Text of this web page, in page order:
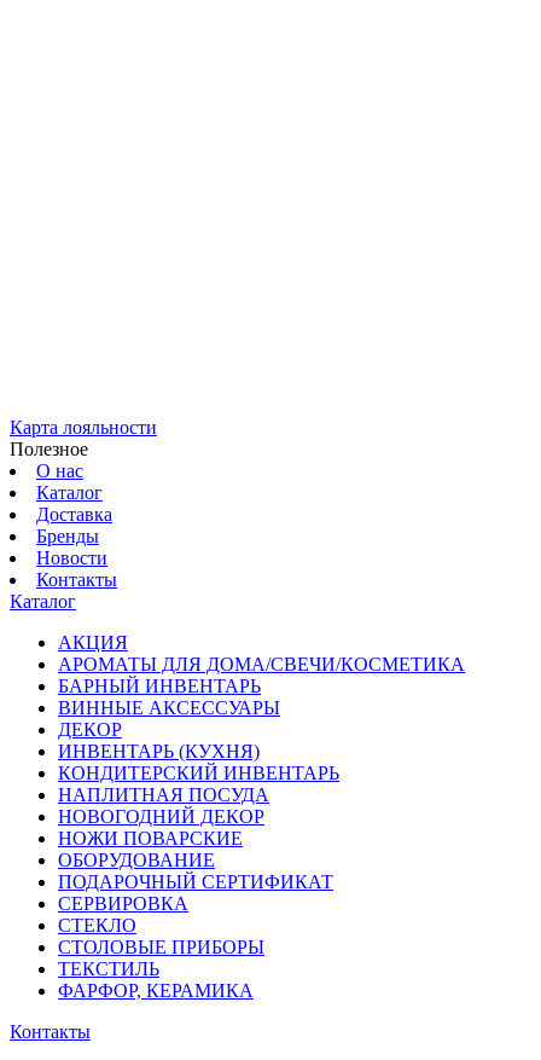
Карта лояльности
Полезное
О нас
Каталог
Доставка
Бренды
Новости
Контакты
Каталог
АКЦИЯ
АРОМАТЫ ДЛЯ ДОМА/СВЕЧИ/КОСМЕТИКА
БАРНЫЙ ИНВЕНТАРЬ
ВИННЫЕ АКСЕССУАРЫ
ДЕКОР
ИНВЕНТАРЬ (КУХНЯ)
КОНДИТЕРСКИЙ ИНВЕНТАРЬ
НАПЛИТНАЯ ПОСУДА
НОВОГОДНИЙ ДЕКОР
НОЖИ ПОВАРСКИЕ
ОБОРУДОВАНИЕ
ПОДАРОЧНЫЙ СЕРТИФИКАТ
СЕРВИРОВКА
СТЕКЛО
СТОЛОВЫЕ ПРИБОРЫ
ТЕКСТИЛЬ
ФАРФОР, КЕРАМИКА
Контакты